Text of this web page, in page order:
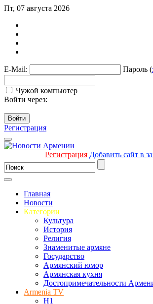
Пт, 07 августа 2026
E-Mail: Пароль (
Чужой компьютер
Войти через:
Войти
Регистрация
Регистрация Добавить сайт в
Главная
Новости
Категории
Культура
История
Религия
Знаменитые армяне
Государство
Армянский юмор
Армянская кухня
Достопримечательности
Armenia TV
H1